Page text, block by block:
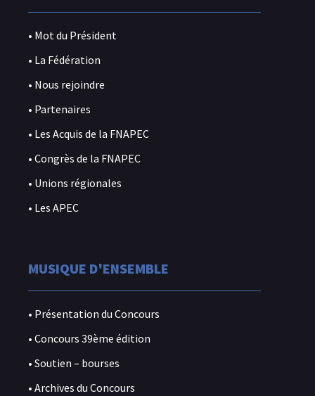
• Mot du Président
• La Fédération
• Nous rejoindre
• Partenaires
• Les Acquis de la FNAPEC
• Congrès de la FNAPEC
• Unions régionales
• Les APEC
MUSIQUE D'ENSEMBLE
• Présentation du Concours
• Concours 39ème édition
• Soutien – bourses
• Archives du Concours